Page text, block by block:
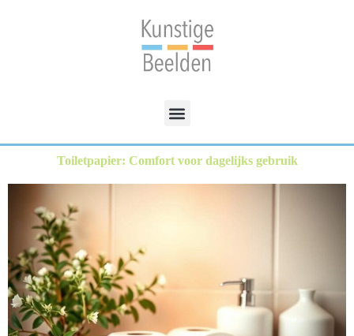
Toiletpapier: Comfort voor dagelijks gebruik